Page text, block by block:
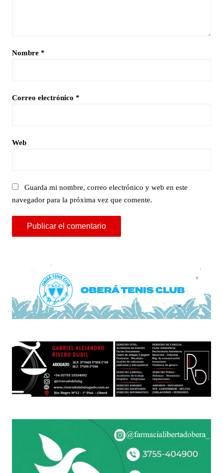
Nombre *
Correo electrónico *
Web
Guarda mi nombre, correo electrónico y web en este
navegador para la próxima vez que comente.